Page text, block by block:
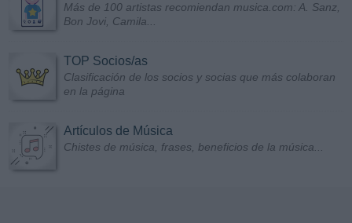
Más de 100 artistas recomiendan musica.com: A. Sanz,
Bon Jovi, Camila...
TOP Socios/as
Clasificación de los socios y socias que más colaboran
en la página
Artículos de Música
Chistes de música, frases, beneficios de la música...